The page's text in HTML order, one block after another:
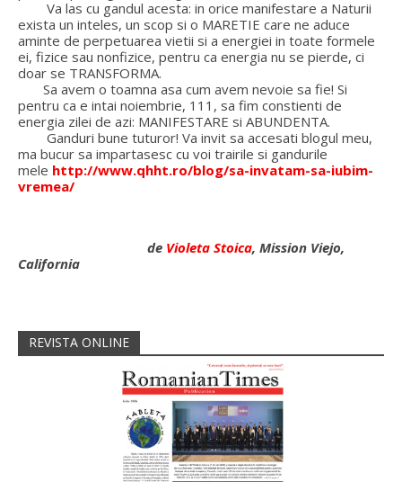
Va las cu gandul acesta: in orice manifestare a Naturii
exista un inteles, un scop si o MARETIE care ne aduce
aminte de perpetuarea vietii si a energiei in toate formele
ei, fizice sau nonfizice, pentru ca energia nu se pierde, ci
doar se TRANSFORMA.
Sa avem o toamna asa cum avem nevoie sa fie! Si
pentru ca e intai noiembrie, 111, sa fim constienti de
energia zilei de azi: MANIFESTARE si ABUNDENTA.
Ganduri bune tuturor! Va invit sa accesati blogul meu,
ma bucur sa impartasesc cu voi trairile si gandurile
mele http://www.qhht.ro/blog/sa-invatam-sa-iubim-
vremea/
de Violeta Stoica, Mission Viejo,
California
REVISTA ONLINE